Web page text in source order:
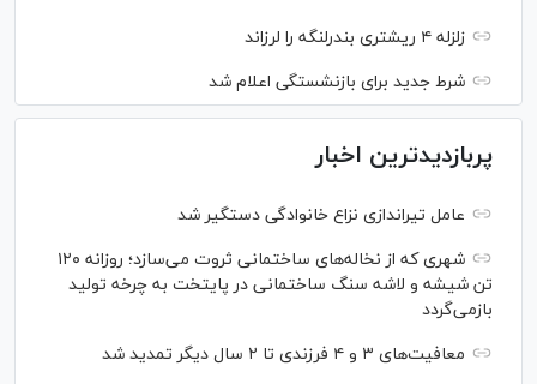
زلزله ۴ ریشتری بندرلنگه را لرزاند
شرط جدید برای بازنشستگی اعلام شد
پربازدیدترین اخبار
عامل تیراندازی نزاع خانوادگی دستگیر شد
شهری که از نخاله‌های ساختمانی ثروت می‌سازد؛ روزانه ۱۲۰
تن شیشه و لاشه سنگ ساختمانی در پایتخت به چرخه تولید
بازمی‌گردد
معافیت‌های ۳ و ۴ فرزندی تا ۲ سال دیگر تمدید شد